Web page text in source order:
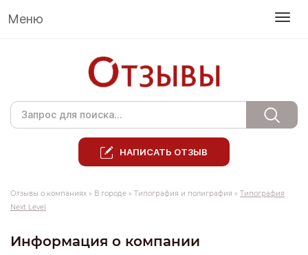
Меню
НАПИСАТЬ ОТЗЫВ
Отзывы о компаниях » В городе » Типография и полиграфия » Типография
Next Level
Информация о компании